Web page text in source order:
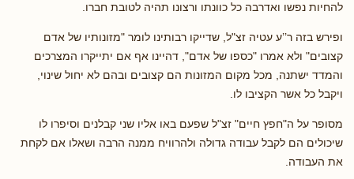
להחיות נפשו ואדרבה כל כוונתו ורצונו תהיה לטובת חברו.
ופירש בזה ר’’ע עטיה זצ"ל, שדייקו רבותינו לומר "מזונותיו של אדם
קצובים" ולא אמרו "כספו של אדם", דהיינו אף אם יתייקרו המצרכים
והמדד ישתנה, מכל מקום המזונות הם קצובים ובהם לא יחול שינוי,
ויקבל כל אשר הקציבו לו.
מסופר על ה"חפץ חיים" זצ"ל שפעם באו אליו שני קבלנים וסיפרו לו
שיכולים הם לקבל עבודה גדולה ולהרוויח ממנה הרבה ושאלו אם לקחת
את העבודה.